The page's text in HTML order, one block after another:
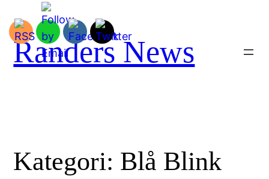
indhold
Randers News
Kategori: Blå Blink